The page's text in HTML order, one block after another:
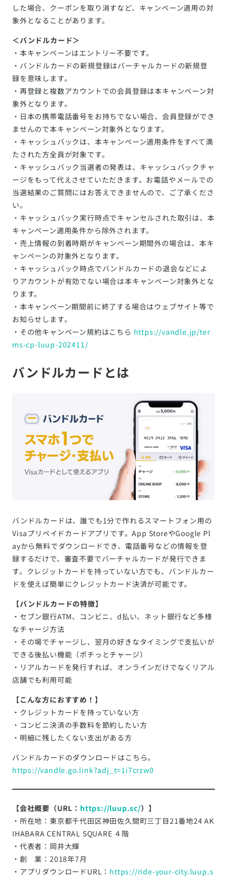
した場合、クーポンを取り消すなど、キャンペーン適用の対
象外となることがあります。
＜バンドルカード＞
・本キャンペーンはエントリー不要です。
・バンドルカードの新規登録はバーチャルカードの新規登
録を意味します。
・再登録と複数アカウントでの会員登録は本キャンペーン対
象外となります。
・日本の携帯電話番号をお持ちでない場合、会員登録ができ
ませんので本キャンペーン対象外となります。
・キャッシュバックは、本キャンペーン適用条件をすべて満
たされた方全員が対象です。
・キャッシュバック当選者の発表は、キャッシュバックチャ
ージをもって代えさせていただきます。お電話やメールでの
当選結果のご質問にはお答えできませんので、ご了承くださ
い。
・キャッシュバック実行時点でキャンセルされた取引は、本
キャンペーン適用条件から除外されます。
・売上情報の到着時期がキャンペーン期間外の場合は、本キ
ャンペーンの対象外となります。
・キャッシュバック時点でバンドルカードの退会などによ
りアカウントが有効でない場合は本キャンペーン対象外とな
ります。
・本キャンペーン期間前に終了する場合はウェブサイト等で
お知らせします。
・その他キャンペーン規約はこちら https://vandle.jp/ter
ms-cp-luup-202411/
バンドルカードとは
バンドルカードは、誰でも1分で作れるスマートフォン用の
Visaプリペイドカードアプリです。App StoreやGoogle Pl
ayから無料でダウンロードでき、電話番号などの情報を登
録するだけで、審査不要でバーチャルカードが発行できま
す。クレジットカードを持っていない方でも、バンドルカー
ドを使えば簡単にクレジットカード決済が可能です。
【バンドルカードの特徴】
・セブン銀行ATM、コンビニ、d払い、ネット銀行など多様
なチャージ方法
・その場でチャージし、翌月の好きなタイミングで支払いが
できる後払い機能（ポチっとチャージ）
・リアルカードを発行すれば、オンラインだけでなくリアル
店舗でも利用可能
【こんな方におすすめ！】
・クレジットカードを持っていない方
・コンビニ決済の手数料を節約したい方
・明細に残したくない支出がある方
バンドルカードのダウンロードはこちら。
https://vandle.go.link?adj_t=1i7crzw0
【会社概要（URL： https://luup.sc/）】
・所在地：東京都千代田区神田佐久間町三丁目21番地24 AK
IHABARA CENTRAL SQUARE ４階
・代表者：岡井大輝
・創 業：2018年7月
・アプリダウンロードURL： https://ride-your-city.luup.s